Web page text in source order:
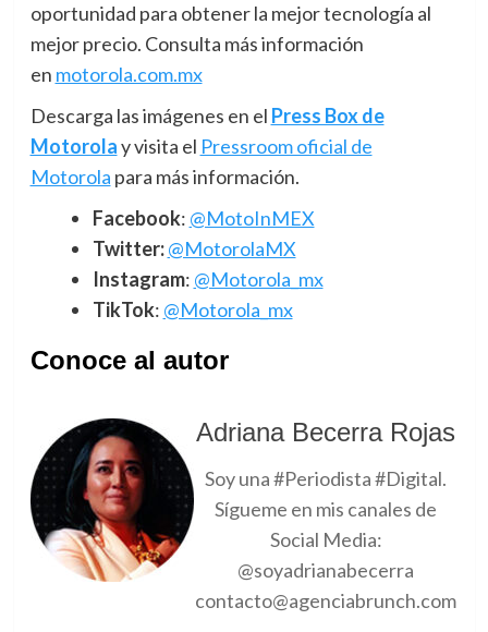
oportunidad para obtener la mejor tecnología al
mejor precio. Consulta más información
en motorola.com.mx
Descarga las imágenes en el Press Box de
Motorolay visita el Pressroom oficial de
Motorola para más información.
Facebook: @MotoInMEX
Twitter: @MotorolaMX
Instagram: @Motorola_mx
TikTok: @Motorola_mx
Conoce al autor
Adriana Becerra Rojas
Soy una #Periodista #Digital.
Sígueme en mis canales de
Social Media:
@soyadrianabecerra
contacto@agenciabrunch.com